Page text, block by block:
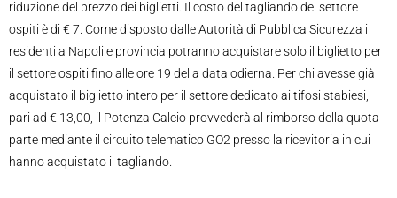
riduzionedel prezzodei biglietti . Il costo del tagliando del settore
ospiti è di € 7. ComedispostodalleAutorità di Pubblica Sicurezza i
residenti a Napoli e provincia potrannoacquistaresolo il biglietto per
il settoreospiti finoalleore 19 della data odierna. Perchi avessegià
acquistato il biglietto intero per il settorededicatoai tifosi stabiesi,
pari ad € 13,00, il Potenza Calcio provvederà al rimborsodella quota
parte mediante il circuitotelematico GO2 presso la ricevitoria in cui
hannoacquistato il tagliando.